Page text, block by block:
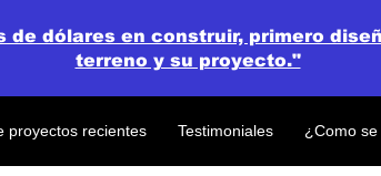
proyectos recientes Testimoniales ¿Como
dólares en construir, primero
terreno y su proyecto."